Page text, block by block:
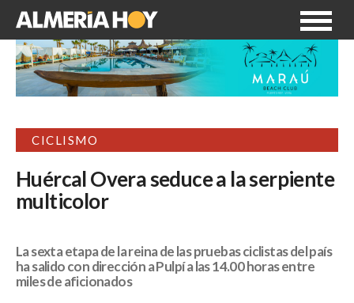
CICLISMO
Huércal Overa seduce a la serpiente
multicolor
La sexta etapa de la reina de las pruebas ciclistas del país
ha salido con dirección a Pulpí a las 14.00 horas entre
miles de aficionados